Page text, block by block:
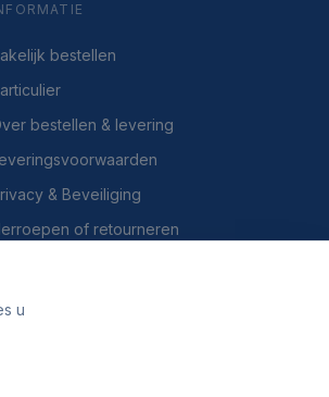
bestellen
bestellen & levering
& Beveiliging
of retourneren
u